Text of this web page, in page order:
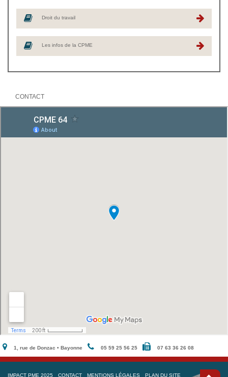
Droit du travail
Les infos de la CPME
CONTACT
1, rue de Donzac • Bayonne 05 59 25 56 25 07 63 36 26 08
IMPACT PME 2025 CONTACT MENTIONS LÉGALES PLAN DU SITE